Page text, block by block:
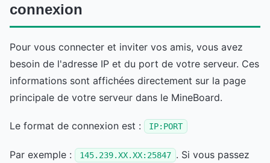
connexion
Pour vous connecter et inviter vos amis, vous avez
besoin de l'adresse IP et du port de votre serveur. Ces
informations sont affichées directement sur la page
principale de votre serveur dans le MineBoard.
Le format de connexion est : IP:PORT
Par exemple : 145.239.XX.XX:25847 . Si vous passez